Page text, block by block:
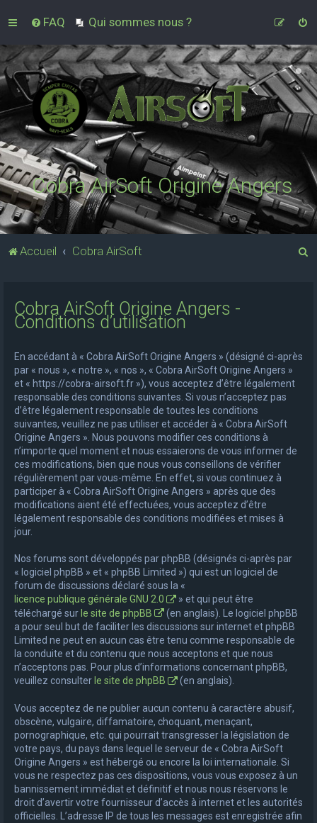
FAQ Qui sommes nous ?
Cobra AirSoft Origine Angers
Accueil Cobra AirSoft
Cobra AirSoft Origine Angers -
Conditions d’utilisation
En accédant à « Cobra AirSoft Origine Angers » (désigné ci-après
par « nous », « notre », « nos », « Cobra AirSoft Origine Angers »
et « https://cobra-airsoft.fr »), vous acceptez d’être légalement
responsable des conditions suivantes. Si vous n’acceptez pas
d’être légalement responsable de toutes les conditions
suivantes, veuillez ne pas utiliser et accéder à « Cobra AirSoft
Origine Angers ». Nous pouvons modifier ces conditions à
n’importe quel moment et nous essaierons de vous informer de
ces modifications, bien que nous vous conseillons de vérifier
régulièrement par vous-même. En effet, si vous continuez à
participer à « Cobra AirSoft Origine Angers » après que des
modifications aient été effectuées, vous acceptez d’être
légalement responsable des conditions modifiées et mises à
jour.
Nos forums sont développés par phpBB (désignés ci-après par
« logiciel phpBB » et « phpBB Limited ») qui est un logiciel de
forum de discussions déclaré sous la «
licence publique générale GNU 2.0
» et qui peut être
téléchargé surle site de phpBB
(en anglais). Le logiciel phpBB
a pour seul but de faciliter les discussions sur internet et phpBB
Limited ne peut en aucun cas être tenu comme responsable de
la conduite et du contenu que nous acceptons et que nous
n’acceptons pas. Pour plus d’informations concernant phpBB,
veuillez consulter le site de phpBB (en anglais).
Vous acceptez de ne publier aucun contenu à caractère abusif,
obscène, vulgaire, diffamatoire, choquant, menaçant,
pornographique, etc. qui pourrait transgresser la législation de
votre pays, du pays dans lequel le serveur de « Cobra AirSoft
Origine Angers » est hébergé ou encore la loi internationale. Si
vous ne respectez pas ces dispositions, vous vous exposez à un
bannissement immédiat et définitif et nous nous réservons le
droit d’avertir votre fournisseur d’accès à internet et les autorités
officielles. L’adresse IP de tous les messages est enregistrée afin